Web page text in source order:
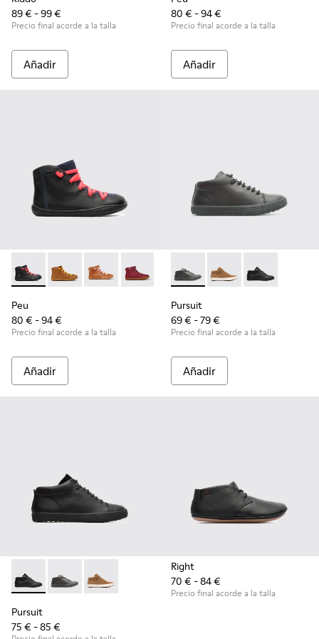
89 € - 99 €
Precio final acorde a la talla
Añadir
80 € - 94 €
Precio final acorde a la talla
Añadir
Peu - 90085-069 - Black
Peu - 90085-087
Peu - 90085-085
Peu - 90085-082Peu - 90085-081
Peu - 90085-080
Peu - 90085-079
Peu -
Peu
80 € - 94 €
Precio final acorde a la talla
Añadir
Pursuit - K900164-010 -
Pursuit - K900164-
Pursuit -
Pursuit
69 € - 79 €
Precio final acorde a la talla
Añadir
Pursuit - K900164-001 - Black
Pursuit - K900164-010 - Black
Pursuit - K900164-005
Pursuit
75 € - 85 €
Right
70 € - 84 €
Precio final acorde a la talla